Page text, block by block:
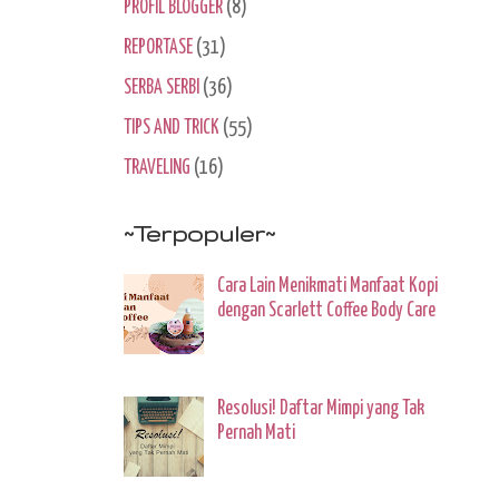
PROFIL BLOGGER (8)
REPORTASE (31)
SERBA SERBI (36)
TIPS AND TRICK (55)
TRAVELING (16)
~Terpopuler~
Cara Lain Menikmati Manfaat Kopi
dengan Scarlett Coffee Body Care
Resolusi! Daftar Mimpi yang Tak
Pernah Mati